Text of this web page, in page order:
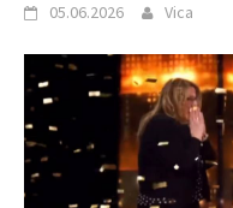
05.06.2026 Vica